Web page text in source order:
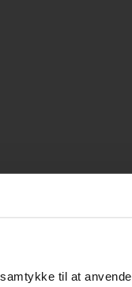
til at